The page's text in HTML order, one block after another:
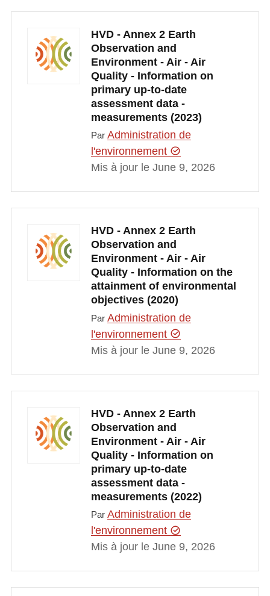
HVD - Annex 2 Earth
Observation and
Environment - Air - Air
Quality - Information on
primary up-to-date
assessment data -
measurements (2023)
Par Administration de
l'environnement
Mis à jour le June 9, 2026
HVD - Annex 2 Earth
Observation and
Environment - Air - Air
Quality - Information on the
attainment of environmental
objectives (2020)
Par Administration de
l'environnement
Mis à jour le June 9, 2026
HVD - Annex 2 Earth
Observation and
Environment - Air - Air
Quality - Information on
primary up-to-date
assessment data -
measurements (2022)
Par Administration de
l'environnement
Mis à jour le June 9, 2026